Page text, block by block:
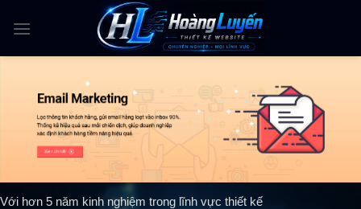
content
Với hơn 5 năm kinh nghiệm trong lĩnh vực thiết kế